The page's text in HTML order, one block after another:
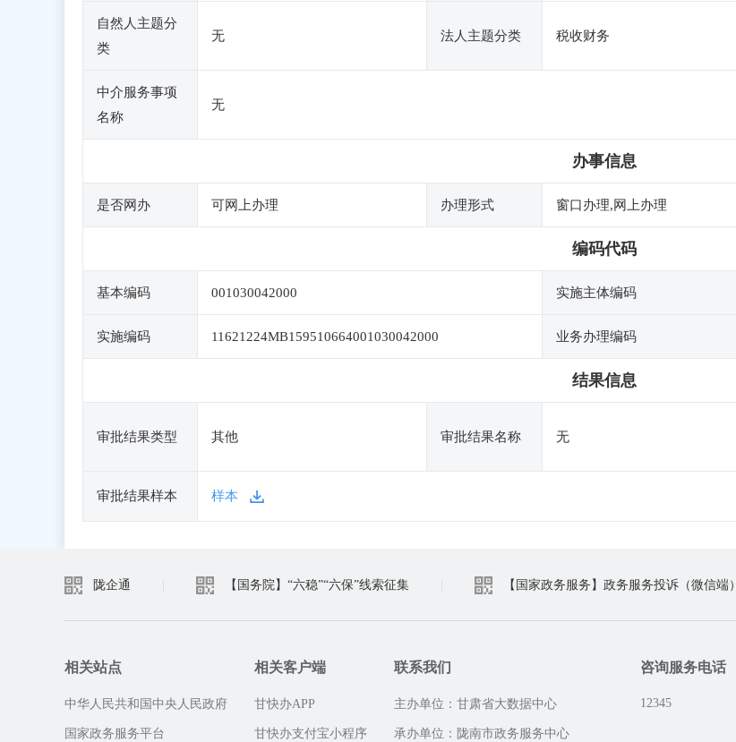
自然人主题分
类
无 法人主题分类 税收财务
中介服务事项
名称
无
办事信息
是否网办 可网上办理 办理形式 窗口办理,网上办理
编码代码
基本编码 001030042000 实施主体编码
实施编码 11621224MB159510664001030042000 业务办理编码
结果信息
审批结果类型 其他 审批结果名称 无
审批结果样本 样本
陇企通 【国务院】“六稳”“六保”线索征集 【国家政务服务】政务服务投诉（微信端）
相关站点
中华人民共和国中央人民政府
国家政务服务平台
相关客户端
甘快办APP
甘快办支付宝小程序
联系我们
主办单位：甘肃省大数据中心
承办单位：陇南市政务服务中心
咨询服务电话
12345